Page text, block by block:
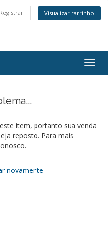
Registrar Visualizar carrinho
item, portanto sua venda
reposto. Para mais
novamente